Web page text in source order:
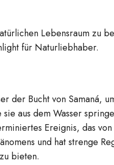
Lebensraum zu
für Naturliebhaber.
der Bucht von Samaná,
aus dem Wasser
Ereignis, das
und hat strenge
bieten.